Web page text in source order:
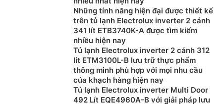
Những tính năng hiện đại được thiết kế
trên tủ lạnh Electrolux inverter 2 cánh
341 lít ETB3740K-A được tìm kiếm
nhiều hiện nay
Tủ lạnh Electrolux inverter 2 cánh 312
lít ETM3100L-B lưu trữ thực phẩm
thông minh phù hợp với mọi nhu cầu
của khạch hàng hiện nay
Tủ lạnh Electrolux inverter Multi Door
492 Lít EQE4960A-B với giải pháp lưu